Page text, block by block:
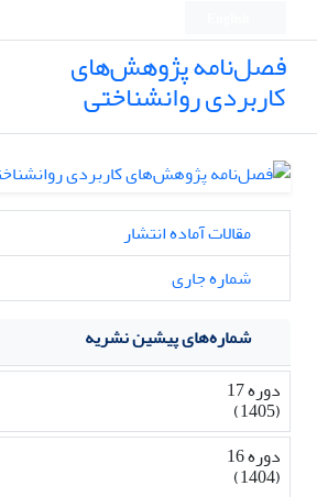
فصل‌نامه پژوهش‌های
کاربردی روانشناختی
مقالات آماده انتشار
شماره جاری
شماره‌های پیشین نشریه
دوره 17
(1405)
دوره 16
(1404)